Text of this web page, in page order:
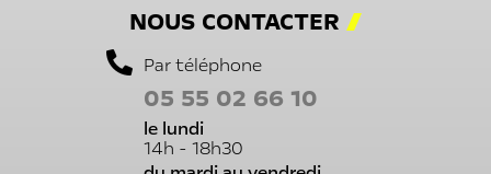
NOUS CONTACTER
Par téléphone
05 55 02 66 10
le lundi
14h - 18h30